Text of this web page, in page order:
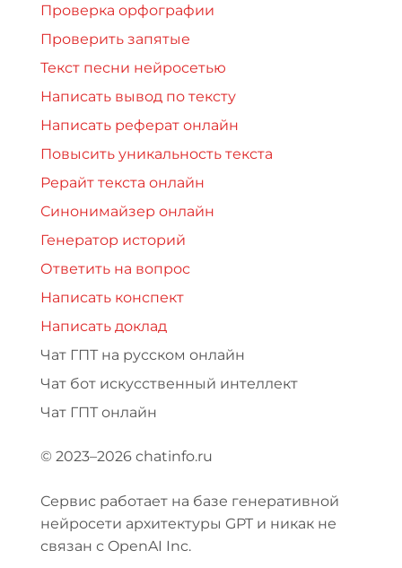
Проверка орфографии
Проверить запятые
Текст песни нейросетью
Написать вывод по тексту
Написать реферат онлайн
Повысить уникальность текста
Рерайт текста онлайн
Синонимайзер онлайн
Генератор историй
Ответить на вопрос
Написать конспект
Написать доклад
Чат ГПТ на русском онлайн
Чат бот искусственный интеллект
Чат ГПТ онлайн
© 2023–2026 chatinfo.ru
Сервис работает на базе генеративной
нейросети архитектуры GPT и никак не
связан с OpenAI Inc.